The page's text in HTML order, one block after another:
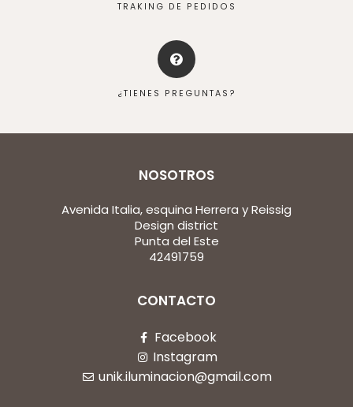
TRAKING DE PEDIDOS
¿TIENES PREGUNTAS?
NOSOTROS
Avenida Italia, esquina Herrera y Reissig
Design district
Punta del Este
42491759
CONTACTO
Facebook
Instagram
unik.iluminacion@gmail.com